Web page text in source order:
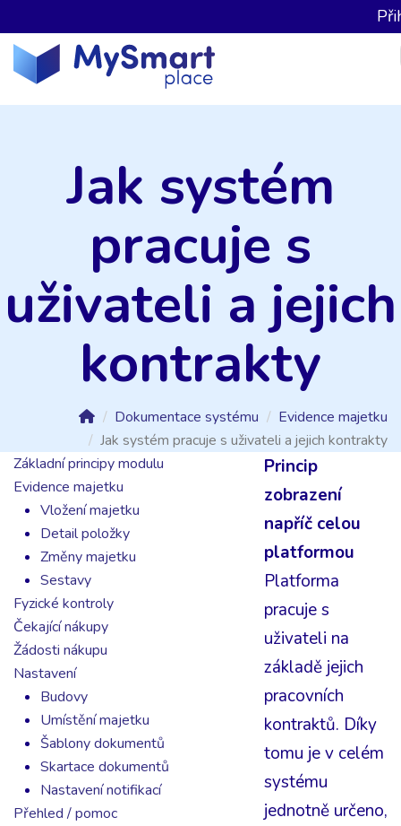
Jak systém
pracuje s
uživateli a jejich
kontrakty
Dokumentace systému
Evidence majetku
Jak systém pracuje s uživateli a jejich kontrakty
Základní principy modulu
Evidence majetku
Vložení majetku
Detail položky
Změny majetku
Sestavy
Fyzické kontroly
Čekající nákupy
Žádosti nákupu
Nastavení
Budovy
Umístění majetku
Šablony dokumentů
Skartace dokumentů
Nastavení notifikací
Přehled / pomoc
Princip
zobrazení
napříč celou
platformou
Platforma
pracuje s
uživateli na
základě jejich
pracovních
kontraktů. Díky
tomu je v celém
systému
jednotně určeno,